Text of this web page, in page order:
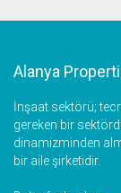
Alanya
İnşaat sektörü;
gereken bir
dinamizminden
bir aile şirketidir.